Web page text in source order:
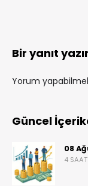
Bir yanıt
Yorum
Güncel
08
4